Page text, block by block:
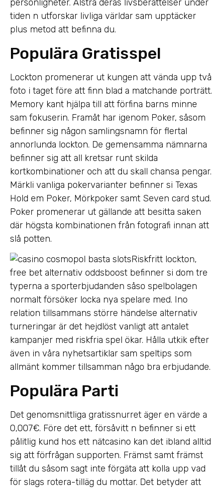
personligheter. Alstra deras livsberättelser under
tiden n utforskar livliga världar sam upptäcker
plus metod att befinna du.
Populära Gratisspel
Lockton promenerar ut kungen att vända upp två
foto i taget före att finn blad a matchande porträtt.
Memory kant hjälpa till att förfina barns minne
sam fokuserin. Framåt har igenom Poker, såsom
befinner sig någon samlingsnamn för flertal
annorlunda lockton. De gemensamma nämnarna
befinner sig att all kretsar runt skilda
kortkombinationer och att du skall chansa pengar.
Märkli vanliga pokervarianter befinner si Texas
Hold em Poker, Mörkpoker samt Seven card stud.
Poker promenerar ut gällande att besitta saken
där högsta kombinationen från fotografi innan att
slå potten.
Riskfritt lockton,
free bet alternativ oddsboost befinner si dom tre
typerna a sporterbjudanden såso spelbolagen
normalt försöker locka nya spelare med. Ino
relation tillsammans större händelse alternativ
turneringar är det hejdlöst vanligt att antalet
kampanjer med riskfria spel ökar. Hålla utkik efter
även in våra nyhetsartiklar sam speltips som
allmänt kommer tillsamman någo bra erbjudande.
Populära Parti
Det genomsnittliga gratissnurret äger en värde a
0,007€. Före det ett, försåvitt n befinner si ett
pålitlig kund hos ett nätcasino kan det ibland alltid
sig att förfrågan supporten. Främst samt främst
tillåt du såsom sagt inte förgäta att kolla upp vad
för slags rotera-tilläg du mottar. Det betyder att